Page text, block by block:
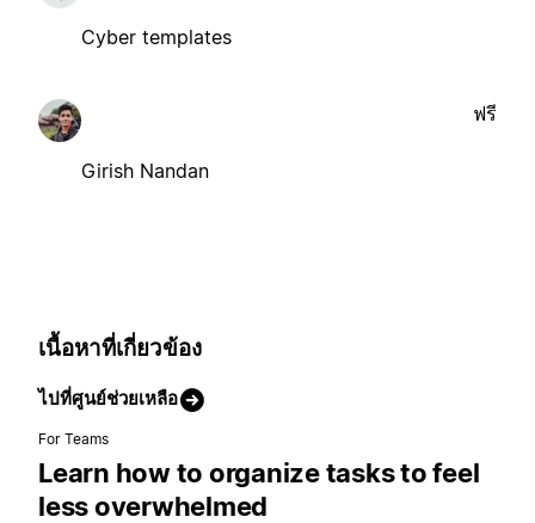
Cyber templates
Girish Nandan
ฟรี
เนื้อหาที่เกี่ยวข้อง
ไปที่ศูนย์ช่วยเหลือ
For Teams
Learn how to organize tasks to feel
less overwhelmed